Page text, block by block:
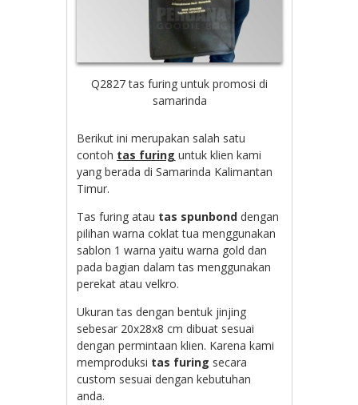
Q2827 tas furing untuk promosi di
samarinda
Berikut ini merupakan salah satu
contoh tas furing untuk klien kami
yang berada di Samarinda Kalimantan
Timur.
Tas furing atau tas spunbond dengan
pilihan warna coklat tua menggunakan
sablon 1 warna yaitu warna gold dan
pada bagian dalam tas menggunakan
perekat atau velkro.
Ukuran tas dengan bentuk jinjing
sebesar 20x28x8 cm dibuat sesuai
dengan permintaan klien. Karena kami
memproduksi tas furing secara
custom sesuai dengan kebutuhan
anda.